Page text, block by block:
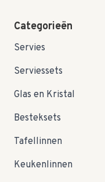
Categorieën
Servies
Serviessets
Glas en Kristal
Besteksets
Tafellinnen
Keukenlinnen